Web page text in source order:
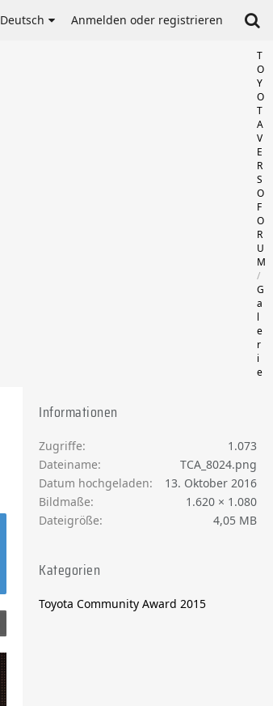
Deutsch Anmelden oder registrieren
T
O
Y
O
T
A
V
E
R
S
O
F
O
R
U
M
G
a
l
e
r
i
e
Informationen
Zugriffe
1.073
Dateiname
TCA_8024.png
Datum hochgeladen
13. Oktober 2016
Bildmaße
1.620 × 1.080
Dateigröße
4,05 MB
Kategorien
Toyota Community Award 2015